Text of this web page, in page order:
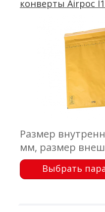
конверты Airpoc
Размер
мм, размер
320x455 мм,
крафтВыбрать